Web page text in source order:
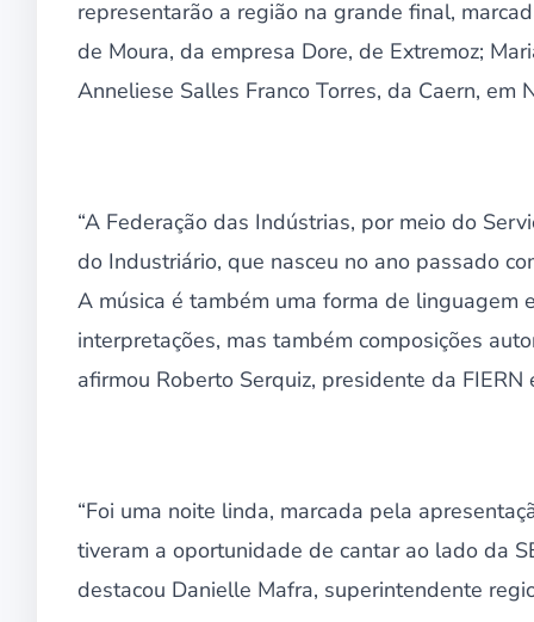
representarão a região na grande final,
de Moura, da empresa Dore, de Extremoz;
Anneliese Salles Franco Torres, da Caern, em
“A Federação das Indústrias, por meio do
do Industriário, que nasceu no ano passado
A música é também uma forma de linguagem
interpretações, mas também composições
afirmou Roberto Serquiz, presidente da
“Foi uma noite linda, marcada pela
tiveram a oportunidade de cantar ao lado da
destacou Danielle Mafra, superintendente